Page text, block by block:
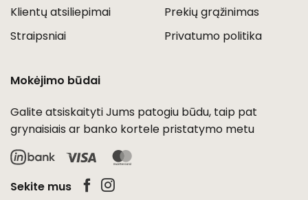
Klientų atsiliepimai
Straipsniai
Prekių grąžinimas
Privatumo politika
Mokėjimo būdai
Galite atsiskaityti Jums patogiu būdu, taip pat
grynaisiais ar banko kortele pristatymo metu
Visa
Sekite mus